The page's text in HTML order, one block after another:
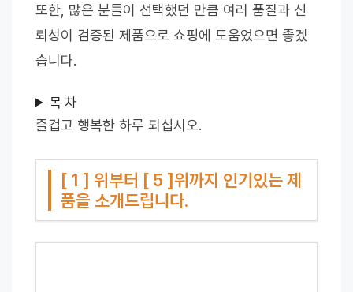
또한, 많은 분들이 선택했던 만큼 여러 품질과 신
뢰성이 검증된 제품으로 쇼핑에 도움었으면 좋겠
습니다.
목 차
즐겁고 행복한 하루 되십시오.
[ 1 ] 위부터 [ 5 ]위까지 인기있는 제
품을 소개드립니다.